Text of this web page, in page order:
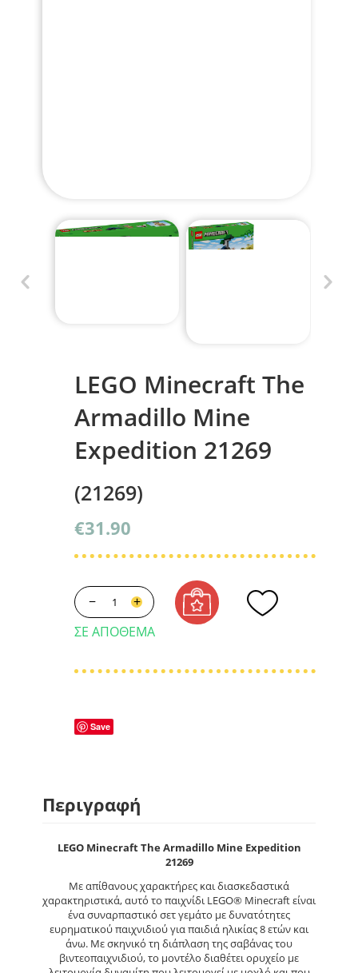
LEGO Minecraft The
Armadillo Mine
Expedition 21269
(21269)
€31.90
+
−
ΣΕ ΑΠΌΘΕΜΑ
Save
Περιγραφή
LEGO Minecraft The Armadillo Mine Expedition
21269
Με απίθανους χαρακτήρες και διασκεδαστικά
χαρακτηριστικά, αυτό το παιχνίδι LEGO® Minecraft είναι
ένα συναρπαστικό σετ γεμάτο με δυνατότητες
ευρηματικού παιχνιδιού για παιδιά ηλικίας 8 ετών και
άνω. Με σκηνικό τη διάπλαση της σαβάνας του
βιντεοπαιχνιδιού, το μοντέλο διαθέτει ορυχείο με